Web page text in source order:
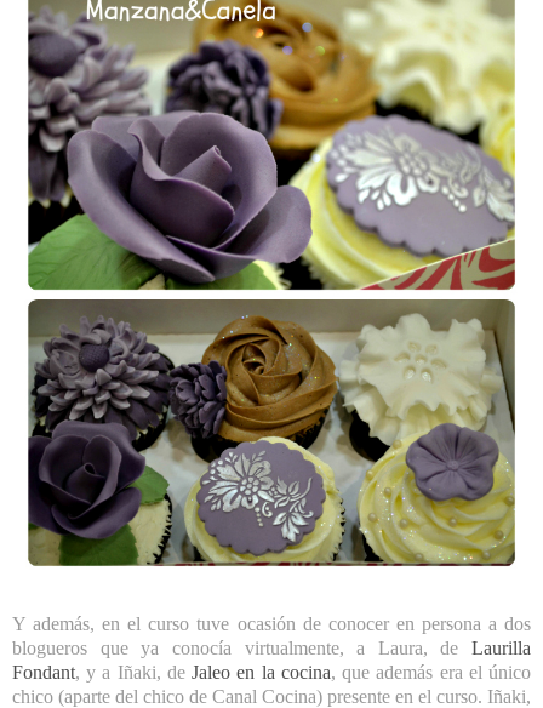
Y además, en el curso tuve ocasión de conocer en persona a dos
blogueros que ya conocía virtualmente, a Laura, de Laurilla
Fondant, y a Iñaki, deJaleo en la cocina, que además era el único
chico (aparte del chico de Canal Cocina) presente en el curso. Iñaki,